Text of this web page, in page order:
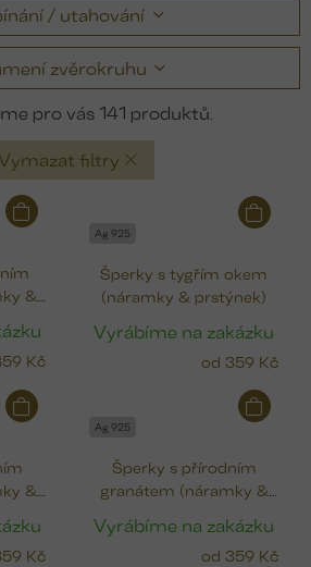
/ utahování
zvěrokruhu
filtry
141
&
Kč
Ag 925
Šperky s tygřím okem
(náramky & prstýnek)
Vyrábíme na zakázku
od 359 Kč
&
Kč
Ag 925
Šperky s přírodním
granátem (náramky &
Vyrábíme na zakázku
od 359 Kč